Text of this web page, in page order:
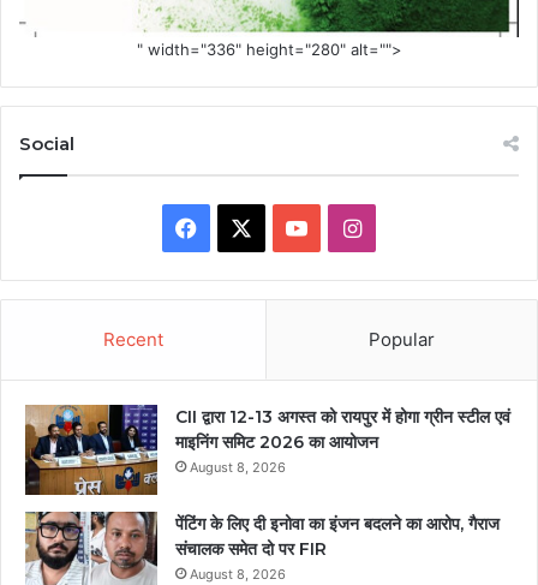
" width="336" height="280" alt="">
Social
Facebook YouTubeInstagram
Recent Popular
CII द्वारा 12-13 अगस्त को रायपुर में होगा ग्रीन स्टील एवं
माइनिंग समिट 2026 का आयोजन
August 8, 2026
पेंटिंग के लिए दी इनोवा का इंजन बदलने का आरोप, गैराज
संचालक समेत दो पर FIR
August 8, 2026